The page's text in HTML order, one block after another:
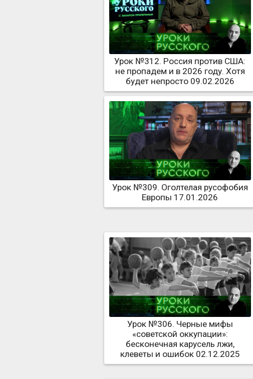
Урок №312. Россия против США:
не пропадем и в 2026 году. Хотя
будет непросто 09.02.2026
Урок №309. Оголтелая русофобия
Европы 17.01.2026
Урок №306. Черные мифы
«советской оккупации»:
бесконечная карусель лжи,
клеветы и ошибок 02.12.2025